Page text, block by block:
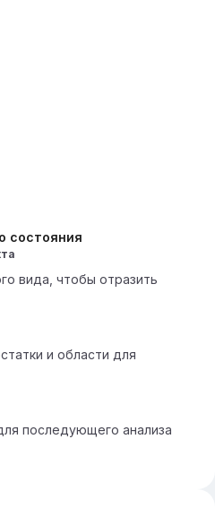
состояния
вида, чтобы отразить
и области для
последующего анализа